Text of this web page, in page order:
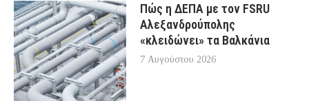
Πώς η ΔΕΠΑ με τον FSRU
Αλεξανδρούπολης
«κλειδώνει» τα Βαλκάνια
7 Αυγούστου 2026